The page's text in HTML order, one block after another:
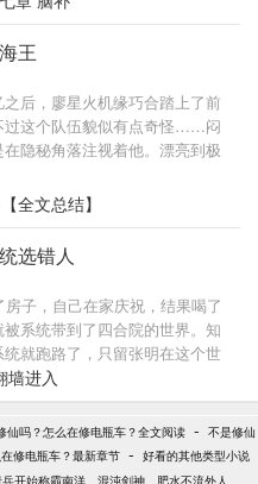
欲的F2？还是温柔绿茶的F3，沉
手段残忍的F5，自私阴狠的
？他们总有办法让女主自愿走
惧他们的靠近，厌恶他们高高
不躲在他们的庇护伞下。寿终
希望下辈子再也不要跟F7纠缠
简妤：你只是路人甲，相当于
，吃这么好，让我也来演两集
功为简妤争取到了重生副本。
了，剧情也偏了。她开始被人
批们的情书，衣裙，首饰，甚
紫色胸针。那些本该对女主痴
死死黏在了她身上。而女主，
边，阴恻恻地看戏？
王
后，廖星火机缘巧合踏上了前
过这个队伍貌似有点奇怪……闷
隐秘角落注视着他。漂亮到极
的瞎子做出了出乎意料的事
在这个队伍里好像有点不安
是个没有过去的人，失去了所
医院的女人一出现就要带他去
陀的人似乎都有许多秘密。但
……
全文总结】
选错人
子，自己在家庆祝，结果喝了
系统带到了四合院的世界。知
就跑路了，只留张明在这个世
用金手指在这个世界生存。
墙进入
仙吗？怎么在修电瓶车？全文阅读 - 不是修仙
修电瓶车？最新章节 - 好看的其他类型小说
开始称霸南洋 混沌剑神
肥水不流外人